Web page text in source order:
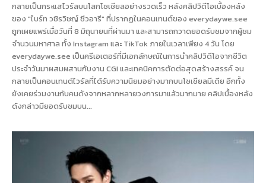
กลายเป็นกระแสไวรัลบนโลกโซเชียลอย่างรวดเร็ว หลังคลิปวิดีโอเบื้องหลัง
ของ "ไบร์ท วชิรวิชญ์ ชีวอารี" ที่ปรากฏในคอนเทนต์ของ everydaywe.see
ถูกเผยแพร่เมื่อวันที่ 8 มิถุนายนที่ผ่านมา และสามารถกวาดยอดรับชมจากผู้ชม
จำนวนมหาศาล ทั้ง Instagram และ TikTok ภายในเวลาเพียง 4 วัน โดย
everydaywe.see เป็นครีเอเตอร์ที่มีเอกลักษณ์ในการนำคลิปวิดีโอจากชีวิต
ประจำวันมาผสมผสานกับงาน CGI และเทคนิคการตัดต่อสุดสร้างสรรค์ จน
กลายเป็นคอนเทนต์ไวรัลที่ได้รับความนิยมอย่างมากบนโซเชียลมีเดีย อีกทั้ง
ยังเคยร่วมงานกับคนดังจากหลากหลายวงการมาแล้วมากมาย คลิปเบื้องหลัง
ดังกล่าวมียอดรับชมบน...